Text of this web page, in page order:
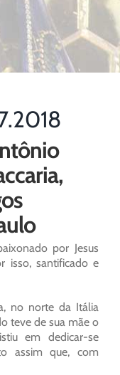
por Jesus
isso, santificado e
no norte da Itália
teve de sua mãe o
em dedicar-se
assim que, com